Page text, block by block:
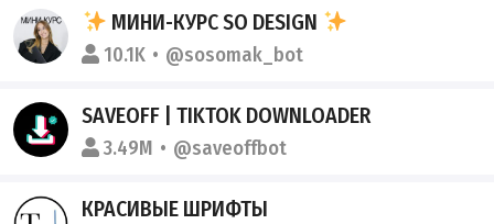
МИНИ-КУРС SO DESIGN
10.1K @sosomak_bot
SAVEOFF | TIKTOK DOWNLOADER
3.49M @saveoffbot
КРАСИВЫЕ ШРИФТЫ